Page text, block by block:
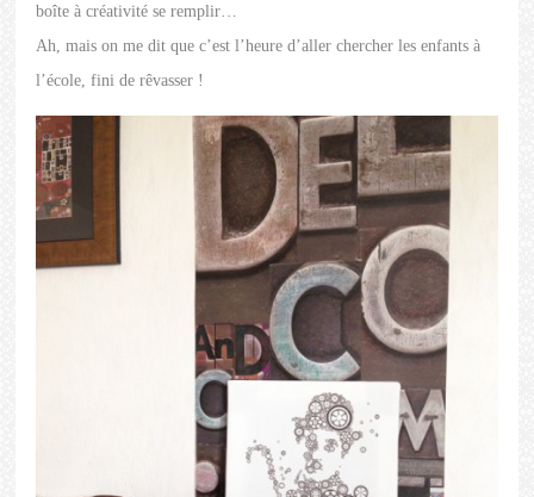
boîte à créativité se remplir…
Ah, mais on me dit que c’est l’heure d’aller chercher les enfants à
l’école, fini de rêvasser !